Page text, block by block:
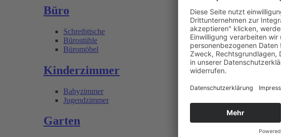
Büro
Schreibtische
Bürostühle
Büromöbel
Kinderzimmer
Babyzimmer
Jugendzimmer
Garten